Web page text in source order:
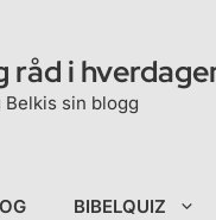
råd i
Belkis sin blogg
BIBELQUIZ